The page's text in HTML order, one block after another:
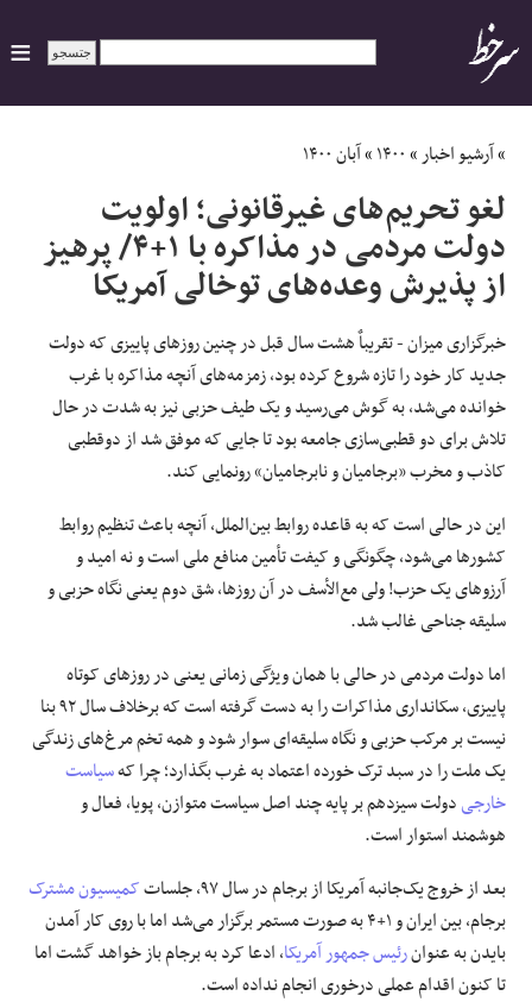
ایران
سیاسی
اقتصاد
ورزشی
جهان
اجتماعی
حوادث
علوم و فن آوری
مقالات
»آرشیو اخبار»۱۴۰۰»آبان ۱۴۰۰
لغو تحریم‌های غیرقانونی؛ اولویت
دولت مردمی در مذاکره با ۱+۴/ پرهیز
از پذیرش وعده‌های توخالی آمریکا
خبرگزاری میزان - تقریباٌ هشت سال قبل در چنین روزهای پاییزی که دولت
جدید کار خود را تازه شروع کرده بود، زمزمه‌های آنچه مذاکره با غرب
خوانده می‌شد، به گوش می‌رسید و یک طیف حزبی نیز به شدت در حال
تلاش برای دو قطبی‌سازی جامعه بود تا جایی که موفق شد از دوقطبی
کاذب و مخرب «برجامیان و نابرجامیان» رونمایی کند.
این در حالی است که به قاعده روابط بین‌الملل، آنچه باعث تنظیم روابط
کشورها می‌شود، چگونگی و کیفت تأمین منافع ملی است و نه امید و
آرزوهای یک حزب! ولی مع‌الأسف در آن روزها، شق دوم یعنی نگاه حزبی و
سلیقه جناحی غالب شد.
اما دولت مردمی در حالی با همان ویژگی زمانی یعنی در روز‌های کوتاه
پاییزی، سکانداری مذاکرات را به دست گرفته است که برخلاف سال ۹۲ بنا
نیست بر مرکب حزبی و نگاه سلیقه‌ای سوار شود و همه تخم مرغ‌های زندگی
یک ملت را در سبد ترک خورده اعتماد به غرب بگذارد؛ چرا کهسیاست
خارجیدولت سیزدهم بر پایه چند اصل سیاست متوازن، پویا، فعال و
هوشمند استوار است.
بعد از خروج یک‌جانبه آمریکا از برجام در سال ۹۷، جلسات
کمیسیون مشترک
برجام، بین ایران و ۱+۴ به صورت مستمر برگزار می‌شد اما با روی کار آمدن
بایدن به عنوانرئیس جمهور آمریکا، ادعا کرد به برجام باز خواهد گشت اما
تا کنون اقدام عملی درخوری انجام نداده است.